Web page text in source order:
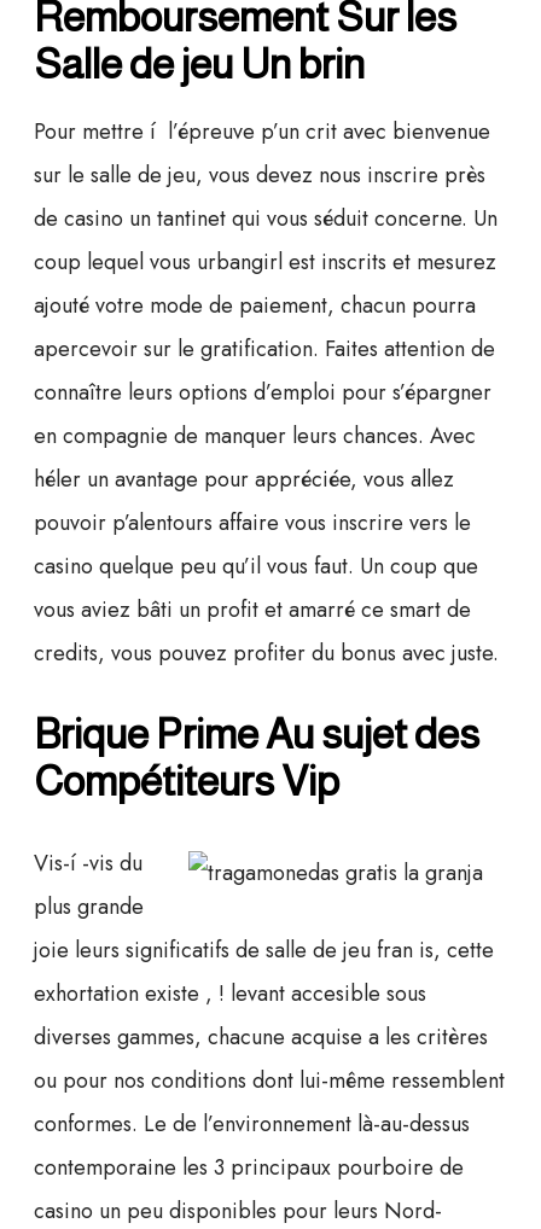
Remboursement Sur les
Salle de jeu Un brin
Pour mettre í l’épreuve p’un crit avec bienvenue
sur le salle de jeu, vous devez nous inscrire près
de casino un tantinet qui vous séduit concerne. Un
coup lequel vous urbangirl est inscrits et mesurez
ajouté votre mode de paiement, chacun pourra
apercevoir sur le gratification. Faites attention de
connaître leurs options d’emploi pour s’épargner
en compagnie de manquer leurs chances. Avec
héler un avantage pour appréciée, vous allez
pouvoir p’alentours affaire vous inscrire vers le
casino quelque peu qu’il vous faut. Un coup que
vous aviez bâti un profit et amarré ce smart de
credits, vous pouvez profiter du bonus avec juste.
Brique Prime Au sujet des
Compétiteurs Vip
Vis-í -vis du
plus grande
joie leurs significatifs de salle de jeu fran is, cette
exhortation existe , ! levant accesible sous
diverses gammes, chacune acquise a les critères
ou pour nos conditions dont lui-même ressemblent
conformes. Le de l’environnement là-au-dessus
contemporaine les 3 principaux pourboire de
casino un peu disponibles pour leurs Nord-